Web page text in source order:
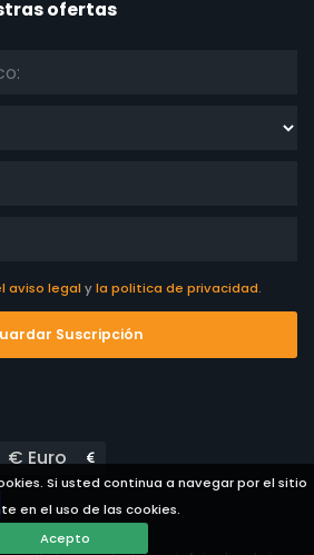
Si usted continua a navegar por el sitio
en el uso de las cookies.
Acepto
golf
(0)
(0)
ofertas
aviso legal yla politica de privacidad.
Suscripción
Currencies